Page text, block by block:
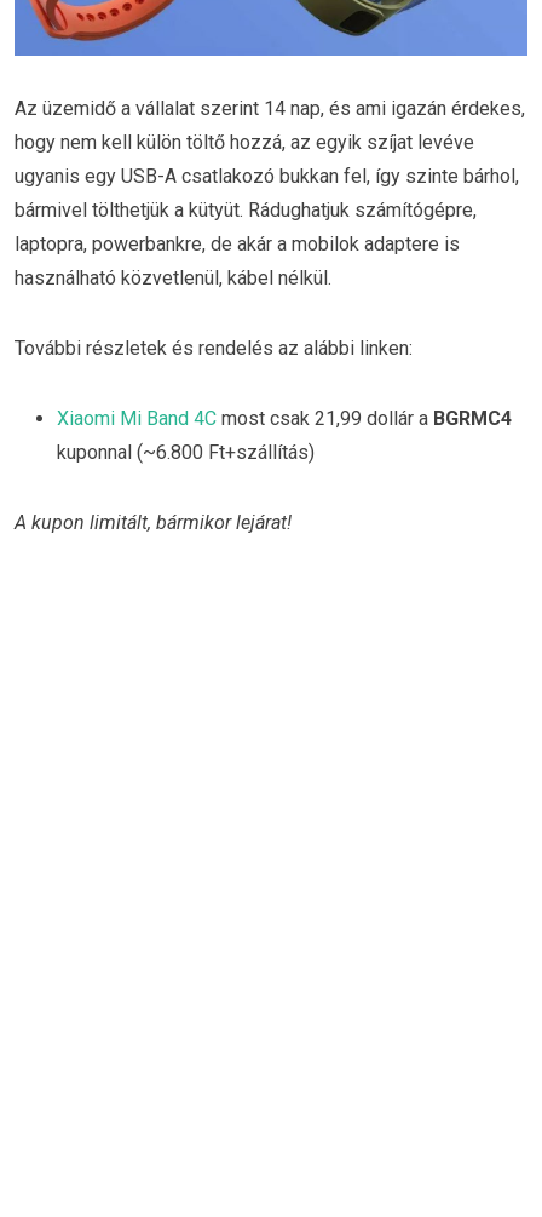
Az üzemidő a vállalat szerint 14 nap, és ami igazán érdekes,
hogy nem kell külön töltő hozzá, az egyik szíjat levéve
ugyanis egy USB-A csatlakozó bukkan fel, így szinte bárhol,
bármivel tölthetjük a kütyüt. Rádughatjuk számítógépre,
laptopra, powerbankre, de akár a mobilok adaptere is
használható közvetlenül, kábel nélkül.
További részletek és rendelés az alábbi linken:
Xiaomi Mi Band 4C most csak 21,99 dollár a BGRMC4
kuponnal (~6.800 Ft+szállítás)
A kupon limitált, bármikor lejárat!